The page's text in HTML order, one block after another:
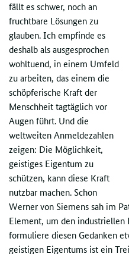
fällt es schwer, noch an
fruchtbare Lösungen zu
glauben. Ich empfinde es
deshalb als ausgesprochen
wohltuend, in einem Umfeld
zu arbeiten, das einem die
schöpferische Kraft der
Menschheit tagtäglich vor
Augen führt. Und die
weltweiten Anmeldezahlen
zeigen: Die Möglichkeit,
geistiges Eigentum zu
schützen, kann diese Kraft
nutzbar machen. Schon
Werner von Siemens sah im
Element, um den
formuliere diesen Gedanken
geistigen Eigentums ist ein